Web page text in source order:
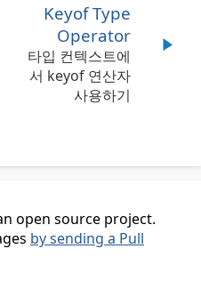
Keyof Type
Operator
타입 컨텍스트에
서 keyof 연산자
사용하기
open source project.
by sending a Pull